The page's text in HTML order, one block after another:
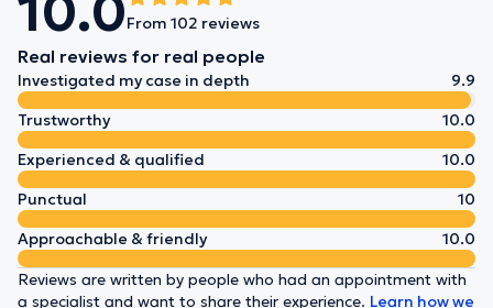
From 102 reviews
Real reviews for real people
Investigated my case in depth
9.9
Trustworthy
10.0
Experienced & qualified
10.0
Punctual
10
Approachable & friendly
10.0
Reviews are written by people who had an appointment with
a specialist and want to share their experience. Learn how we